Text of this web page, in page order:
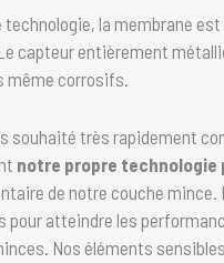
technologie, la membrane
capteur entièrement
même corrosifs.
souhaité très rapidement
notre propre
de notre couche mince.
pour atteindre les
Nos éléments